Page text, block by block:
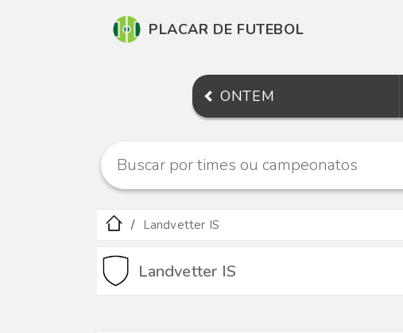
PLACAR DE FUTEBOL
ONTEM
Landvetter IS
Landvetter IS